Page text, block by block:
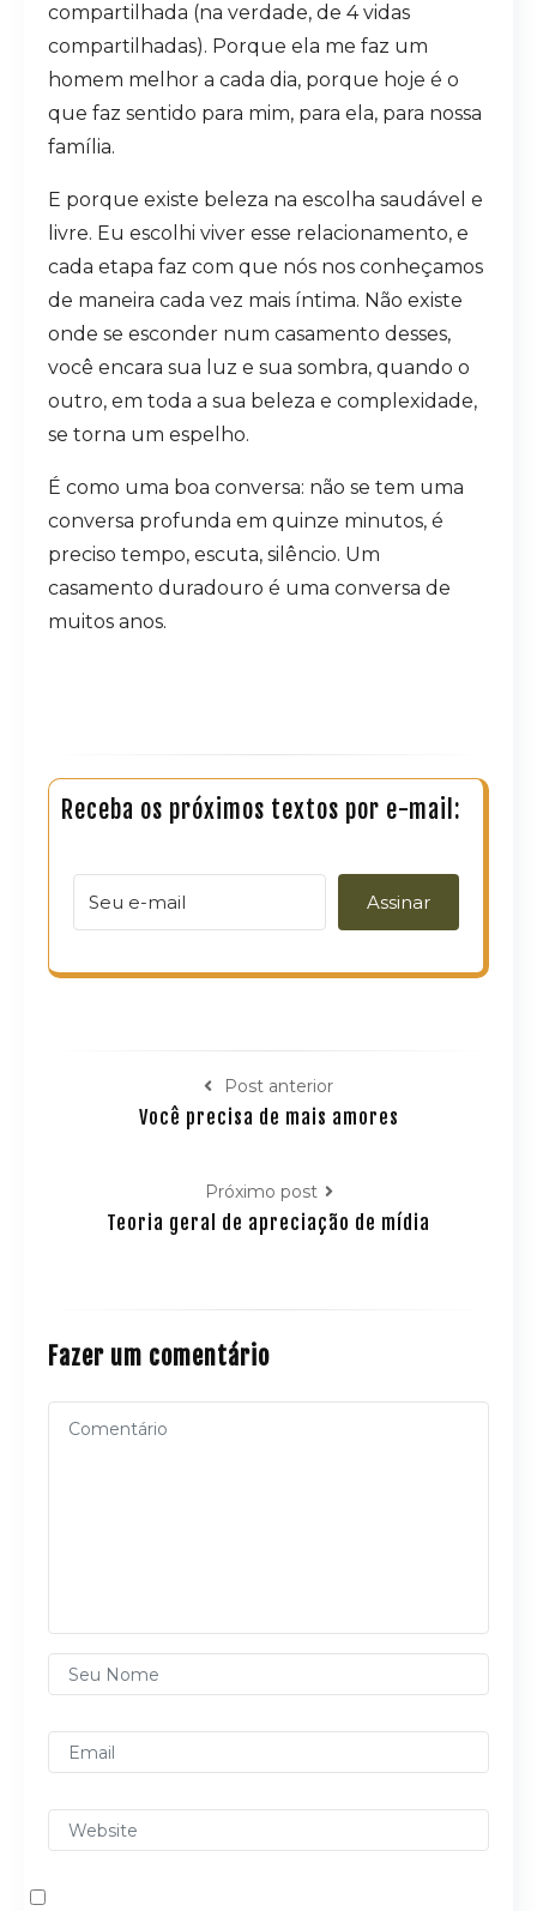
compartilhada (na verdade, de 4 vidas
compartilhadas). Porque ela me faz um
homem melhor a cada dia, porque hoje é o
que faz sentido para mim, para ela, para nossa
família.
E porque existe beleza na escolha saudável e
livre. Eu escolhi viver esse relacionamento, e
cada etapa faz com que nós nos conheçamos
de maneira cada vez mais íntima. Não existe
onde se esconder num casamento desses,
você encara sua luz e sua sombra, quando o
outro, em toda a sua beleza e complexidade,
se torna um espelho.
É como uma boa conversa: não se tem uma
conversa profunda em quinze minutos, é
preciso tempo, escuta, silêncio. Um
casamento duradouro é uma conversa de
muitos anos.
Receba os próximos textos por e-mail:
Assinar
Post anterior
Você precisa de mais amores
Próximo post
Teoria geral de apreciação de mídia
Fazer um comentário